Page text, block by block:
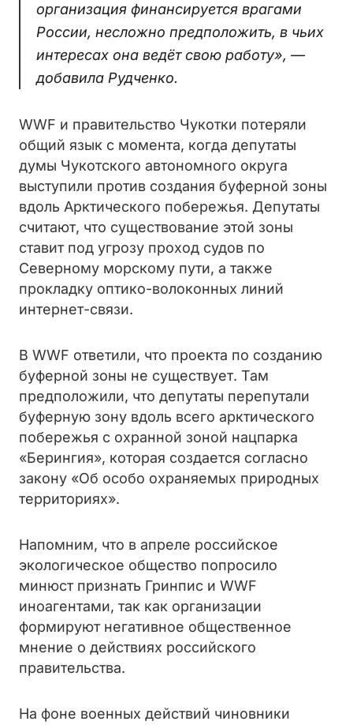
организация финансируется врагами
России, несложно предположить, в чьих
интересах она ведёт свою работу», —
добавила Рудченко.
WWF и правительство Чукотки потеряли
общий язык с момента, когда депутаты
думы Чукотского автономного округа
выступили против создания буферной зоны
вдоль Арктического побережья. Депутаты
считают, что существование этой зоны
ставит под угрозу проход судов по
Северному морскому пути, а также
прокладку оптико-волоконных линий
интернет-связи.
В WWF ответили, что проекта по созданию
буферной зоны не существует. Там
предположили, что депутаты перепутали
буферную зону вдоль всего арктического
побережья с охранной зоной нацпарка
«Берингия», которая создается согласно
закону «Об особо охраняемых природных
территориях».
Напомним, что в апреле российское
экологическое общество попросило
минюст признать Гринпис и WWF
иноагентами, так как организации
формируют негативное общественное
мнение о действиях российского
правительства.
На фоне военных действий чиновники